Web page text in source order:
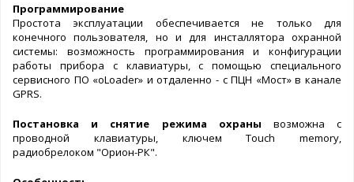
Программирование
Простота эксплуатации обеспечивается не только для
конечного пользователя, но и для инсталлятора охранной
системы: возможность программирования и конфигурации
работы прибора с клавиатуры, с помощью специального
сервисного ПО «oLoader» и отдаленно - с ПЦН «Мост» в канале
GPRS.
Постановка и снятие режима охраны возможна с
проводной клавиатуры, ключем Touch memory,
радиобрелоком "Орион-РК".